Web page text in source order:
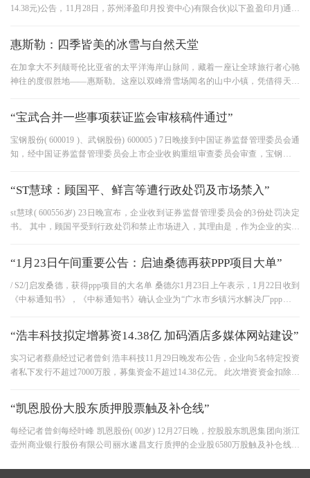
14.38元)公告，11月28日，苏州泽盈印月投资中心)有限合伙)以下盈盈印月)通过
惠斯勒：四季皆美的冰雪与自然天堂
在加拿大不列颠哥伦比亚省的太平洋海岸山脉间，藏着一座让全球旅行者心驰
神往的度假胜地——惠斯勒。这座以双峰滑雪场闻名的山中小镇，凭借得天独
“宝武合并一些事项获证监会审核稿件通过”
宝钢股份( 600019 )、武钢股份) 600005 ) 7日晚接到中国证券监督管理委员会通
知，经中国证券监督管理委员会上市企业收购重组审查委员会审查，宝钢股份
“ST慧球：顾国平、鲜言等遭行政处罚及市场禁入”
st慧球( 600556岁) 23日晚宣布，企业收到证券监督管理委员会的3份处罚决定
书。 其中，顾国平受到行政处罚和禁止市场进入，其理由是，作为企业的实际
“1月23日午间重要公告：启迪桑德再获PPP项目大单”
/ S2/]启发桑德，获得ppp项目的大名单 桑德尔1月23日上午表示，1月22日收到
《中标通知书》，《中标通知书》确认企业为“广水市乡镇污水解决厂ppp项目
“浩丰科技拟定增募资14.38亿 加码酒店多媒体网站建设”
实习记者蔡鼎经过记者曾剑 浩丰科技11月29日晚发布公告，企业向5名特定投资
者私下发行不超过7000万股，募集资金不超过14.38亿元。 此次增资资金扣除发
“凯恩股份大股东质押股票触及补仓线”
每经记者曾剑每经叶峰 凯恩股份( 00岁) 12月27日晚，控股股东凯恩集团向浙江
壶州商业银行股份有限公司丽水遂昌支行质押的企业股6580万股触及补仓线，